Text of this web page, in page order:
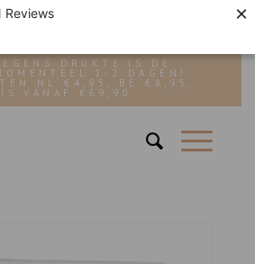
Reviews ×
DRUKTE IS DE
1-2 DAGEN!
NL €4,95, BE €8,95,
VANAF €69,90